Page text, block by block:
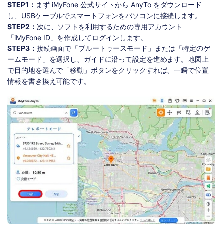
STEP1： まず iMyFone 公式サイトから AnyTo をダウンロード
し、USBケーブルでスマートフォンをパソコンに接続します。
STEP2： 次に、ソフトを利用するための専用アカウント
「iMyFone ID」を作成してログインします。
STEP3： 接続画面で「ブルートゥースモード」または「特定のゲ
ームモード」を選択し、ガイドに沿って設定を進めます。地図上
で目的地を選んで「移動」ボタンをクリックすれば、一瞬で位置
情報を書き換え可能です。